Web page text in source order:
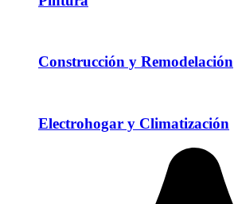
Construcción y Remodelación
Electrohogar y Climatización